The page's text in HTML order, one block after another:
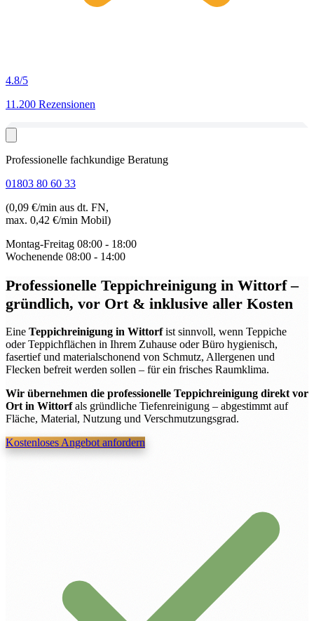
4.8/5
11.200 Rezensionen
Professionelle fachkundige Beratung
01803 80 60 33
(0,09 €/min aus dt. FN,
max. 0,42 €/min Mobil)
Montag-Freitag 08:00 - 18:00
Wochenende 08:00 - 14:00
Professionelle Teppichreinigung in Wittorf–
gründlich, vor Ort & inklusive aller Kosten
Eine Teppichreinigung in Wittorfist sinnvoll, wenn Teppiche
oder Teppichflächen in Ihrem Zuhause oder Büro hygienisch,
fasertief und materialschonend von Schmutz, Allergenen und
Flecken befreit werden sollen – für ein frisches Raumklima.
Wir übernehmen die professionelle Teppichreinigung direkt vor
Ort in Wittorfals gründliche Tiefenreinigung – abgestimmt auf
Fläche, Material, Nutzung und Verschmutzungsgrad.
Kostenloses Angebot anfordern